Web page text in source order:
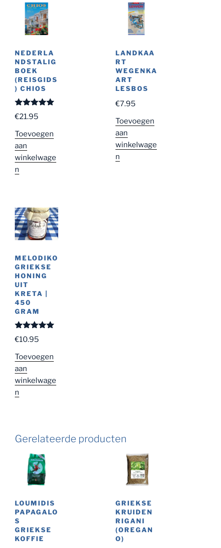
NEDERLA
NDSTALIG
BOEK
(REISGIDS
) CHIOS
Gewaardeer
d5.00uit
€21.95
Toevoegen
aan
winkelwage
n
LANDKAA
RT
WEGENKA
ART
LESBOS
€7.95
Toevoegen
aan
winkelwage
n
MELODIKO
GRIEKSE
HONING
UIT
KRETA |
450
GRAM
Gewaardeer
d5.00uit
€10.95
Toevoegen
aan
winkelwage
n
Gerelateerde producten
LOUMIDIS
PAPAGALO
S
GRIEKSE
KOFFIE
GRIEKSE
KRUIDEN
RIGANI
(OREGAN
O)